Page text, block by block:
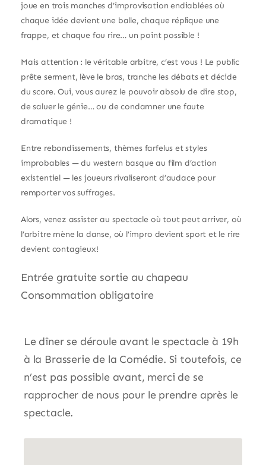
joue en trois manches d’improvisation endiablées où
chaque idée devient une balle, chaque réplique une
frappe, et chaque fou rire… un point possible !
Mais attention : le véritable arbitre, c’est vous ! Le public
prête serment, lève le bras, tranche les débats et décide
du score. Oui, vous aurez le pouvoir absolu de dire stop,
de saluer le génie… ou de condamner une faute
dramatique !
Entre rebondissements, thèmes farfelus et styles
improbables — du western basque au film d’action
existentiel — les joueurs rivaliseront d’audace pour
remporter vos suffrages.
Alors, venez assister au spectacle où tout peut arriver, où
l’arbitre mène la danse, où l’impro devient sport et le rire
devient contagieux!
Entrée gratuite sortie au chapeau
Consommation obligatoire
Le dîner se déroule avant le spectacle à 19h
à la Brasserie de la Comédie. Si toutefois, ce
n’est pas possible avant, merci de se
rapprocher de nous pour le prendre après le
spectacle.